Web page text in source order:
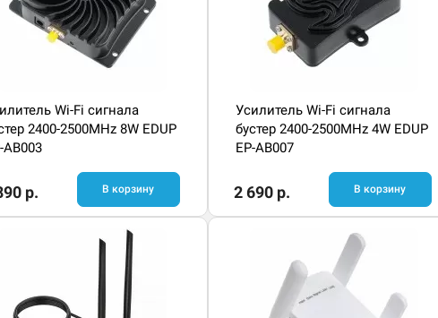
Wi-Fi сигнала
2400-2500MHz 8W EDUP
AB003
р. В корзину
Усилитель Wi-Fi сигнала
бустер 2400-2500MHz 4W EDUP
EP-AB007
2 690 р. В корзину